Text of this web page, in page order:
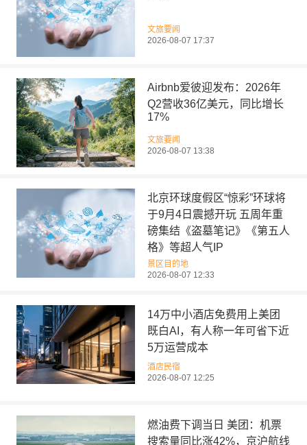
文旅要闻
2026-08-07 17:37
Airbnb爱彼迎发布：2026年
Q2营收36亿美元，同比增长
17%
文旅要闻
2026-08-07 13:38
北京环球度假区“惊彩”环球将
于9月4日震撼开玩 五周年重
磅集结《盗墓笔记》《第五人
格》等超人气IP
景区目的地
2026-08-07 12:33
14万中小酒店免费用上美团
既白AI，有人称一年可省下近
5万运营成本
酒店民宿
2026-08-07 12:25
燃油费下调当日 美团：机票
搜索量同比涨42%，京沪航线